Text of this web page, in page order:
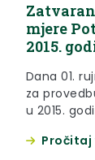
mjere
2015.
Dana 01.
za
u 2015.
Pročitaj